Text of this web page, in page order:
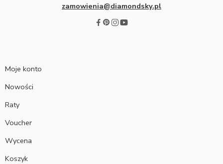
zamowienia@diamondsky.pl
Moje konto
Nowości
Raty
Voucher
Wycena
Koszyk